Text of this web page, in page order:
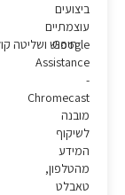
ביצועים
עוצמתיים
Google
Assistance
-
חיפוש ושליטה
Chromecast
מובנה
לשיקוף
המידע
מהטלפון,
טאבלט